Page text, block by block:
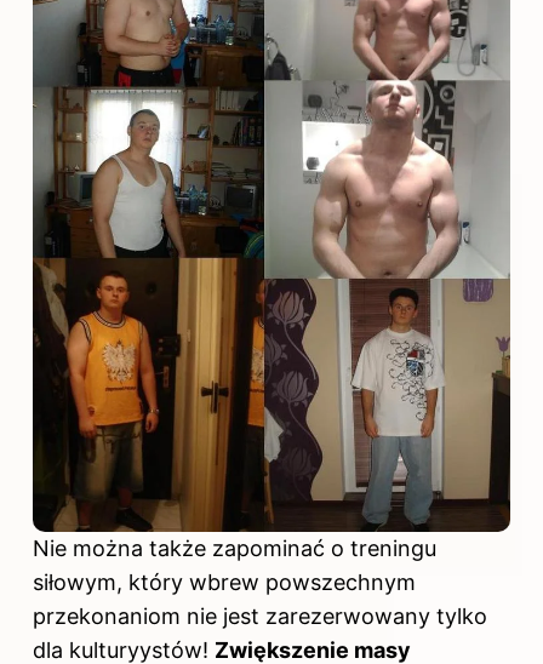
Nie można także zapominać o treningu
siłowym, który wbrew powszechnym
przekonaniom nie jest zarezerwowany tylko
dla kulturyystów! Zwiększenie masy